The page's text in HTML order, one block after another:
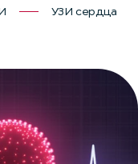
УЗИ сердца